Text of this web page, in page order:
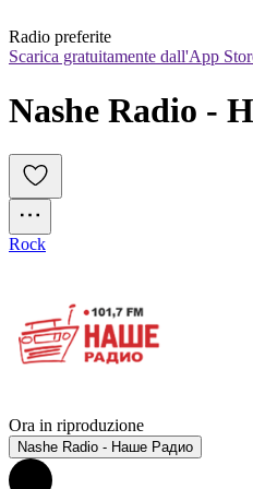
Radio preferite
Scarica gratuitamente dall'App
Nashe Radio -
Rock
Ora in riproduzione
Nashe Radio - Наше Радио